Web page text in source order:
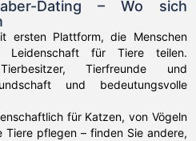
Dating – Wo sich
ersten Plattform, die Menschen
Leidenschaft für Tiere teilen.
Tierfreunde und
und bedeutungsvolle
für Katzen, von Vögeln
pflegen – finden Sie andere,